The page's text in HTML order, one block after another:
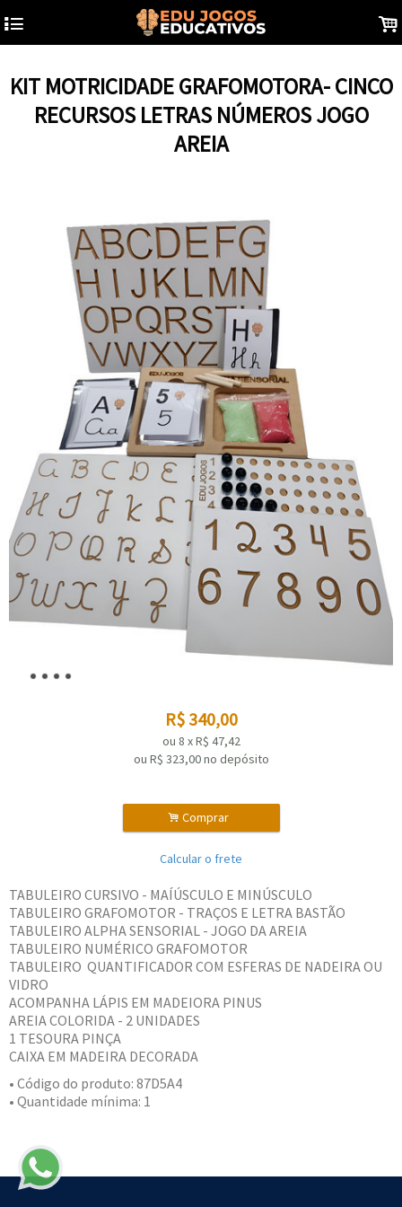
4 .
KIT MOTRICIDADE GRAFOMOTORA- CINCO
RECURSOS LETRAS NÚMEROS JOGO
AREIA
R$ 340,00
ou 8 xR$ 47,42
ou R$ 323,00no depósito
. Comprar
Calcular o frete
TABULEIRO CURSIVO - MAÍÚSCULO E MINÚSCULO
TABULEIRO GRAFOMOTOR - TRAÇOS E LETRA BASTÃO
TABULEIRO ALPHA SENSORIAL - JOGO DA AREIA
TABULEIRO NUMÉRICO GRAFOMOTOR
TABULEIRO QUANTIFICADOR COM ESFERAS DE NADEIRA OU
VIDRO
ACOMPANHA LÁPIS EM MADEIORA PINUS
AREIA COLORIDA - 2 UNIDADES
1 TESOURA PINÇA
CAIXA EM MADEIRA DECORADA
• Código do produto: 87D5A4
• Quantidade mínima: 1